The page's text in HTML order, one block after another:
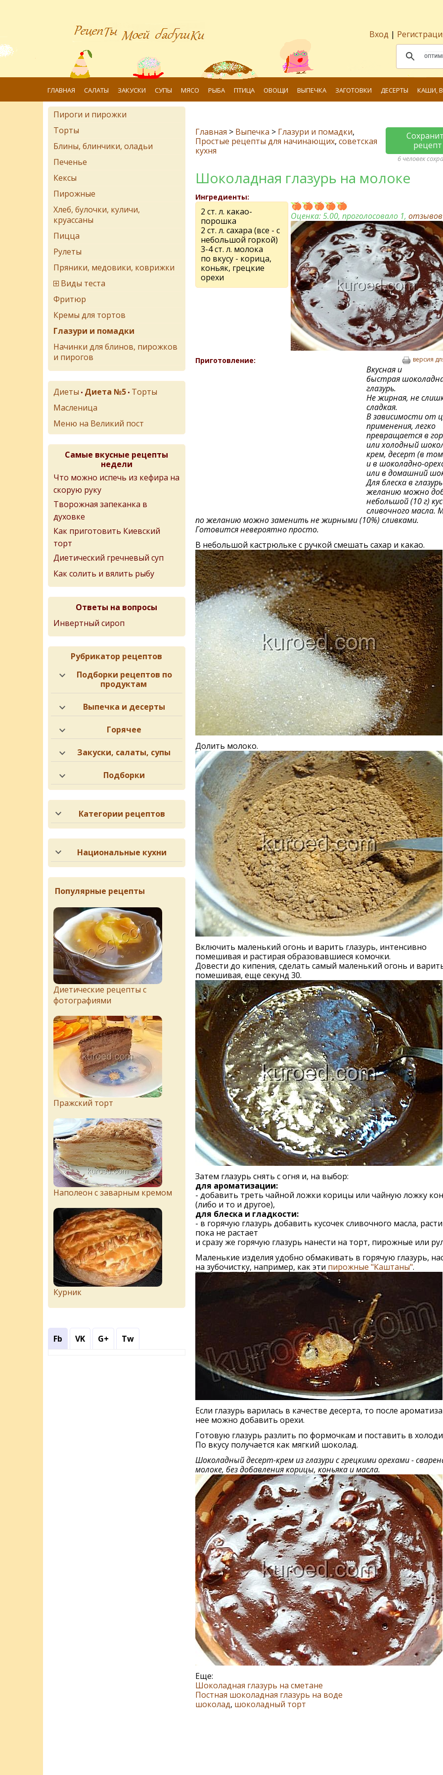
Вход |
ГЛАВНАЯ САЛАТЫ ЗАКУСКИ СУПЫ МЯСО РЫБА ПТИЦА ОВОЩИ ВЫПЕЧКА ЗАГОТОВКИ ДЕСЕРТЫ КАШИ,
Главная > Выпечка > Глазури и помадки,
Простые рецепты для начинающих, советская
кухня
рецепт
6 человек
Шоколадная глазурь на молоке
Ингредиенты:
2 ст. л. какао-
порошка
2 ст. л. сахара (все - с
небольшой горкой)
3-4 ст. л. молока
по вкусу - корица,
коньяк, грецкие
орехи
Оценка:5.00, проголосовало 1,
Приготовление: версия
Вкусная и
быстрая
глазурь.
Не жирная, не
сладкая.
В зависимости от
применения, легко
превращается в
или холодный
крем, десерт (в
и в шоколадно-
или в домашний
Для блеска в
желанию можно
небольшой (10 г)
сливочного масла.
по желанию можно заменить не жирными (10%) сливками.
Готовится невероятно просто.
В небольшой кастрюльке с ручкой смешать сахар и какао.
Долить молоко.
Включить маленький огонь и варить глазурь, интенсивно
помешивая и растирая образовавшиеся комочки.
Довести до кипения, сделать самый маленький огонь и
помешивая, еще секунд 30.
Затем глазурь снять с огня и, на выбор:
для ароматизации:
- добавить треть чайной ложки корицы или чайную ложку
(либо и то и другое),
для блеска и гладкости:
- в горячую глазурь добавить кусочек сливочного масла,
пока не растает
и сразу же горячую глазурь нанести на торт, пирожные или
Маленькие изделия удобно обмакивать в горячую глазурь,
на зубочистку, например, как эти пирожные "Каштаны".
Если глазурь варилась в качестве десерта, то после
нее можно добавить орехи.
Готовую глазурь разлить по формочкам и поставить в
По вкусу получается как мягкий шоколад.
Шоколадный десерт-крем из глазури с грецкими орехами -
молоке, без добавления корицы, коньяка и масла.
Еще:
Шоколадная глазурь на сметане
Постная шоколадная глазурь на воде
шоколад, шоколадный торт
Пироги и пирожки
Торты
Блины, блинчики, оладьи
Печенье
Кексы
Пирожные
Хлеб, булочки, куличи,
круассаны
Пицца
Рулеты
Пряники, медовики, коврижки
Виды теста
Фритюр
Кремы для тортов
Глазури и помадки
Начинки для блинов, пирожков
и пирогов
Диеты • Диета №5 • Торты
Масленица
Меню на Великий пост
Самые вкусные рецепты
недели
Что можно испечь из кефира на
скорую руку
Творожная запеканка в
духовке
Как приготовить Киевский
торт
Диетический гречневый суп
Как солить и вялить рыбу
Ответы на вопросы
Инвертный сироп
Рубрикатор рецептов
Подборки рецептов по
продуктам
Выпечка и десерты
Горячее
Закуски, салаты, супы
Подборки
Категории рецептов
Национальные кухни
Популярные рецепты
Диетические рецепты с
фотографиями
Пражский торт
Наполеон с заварным кремом
Курник
Fb VK G+ Tw